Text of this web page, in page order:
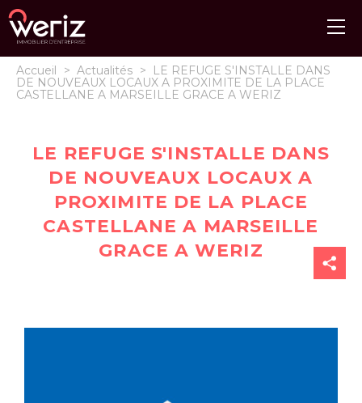
Accueil > Actualités >
LE REFUGE S'INSTALLE DANS
DE NOUVEAUX LOCAUX A PROXIMITE DE LA PLACE
CASTELLANE A MARSEILLE GRACE A WERIZ
LE REFUGE S'INSTALLE DANS
DE NOUVEAUX LOCAUX A
PROXIMITE DE LA PLACE
CASTELLANE A MARSEILLE
GRACE A WERIZ